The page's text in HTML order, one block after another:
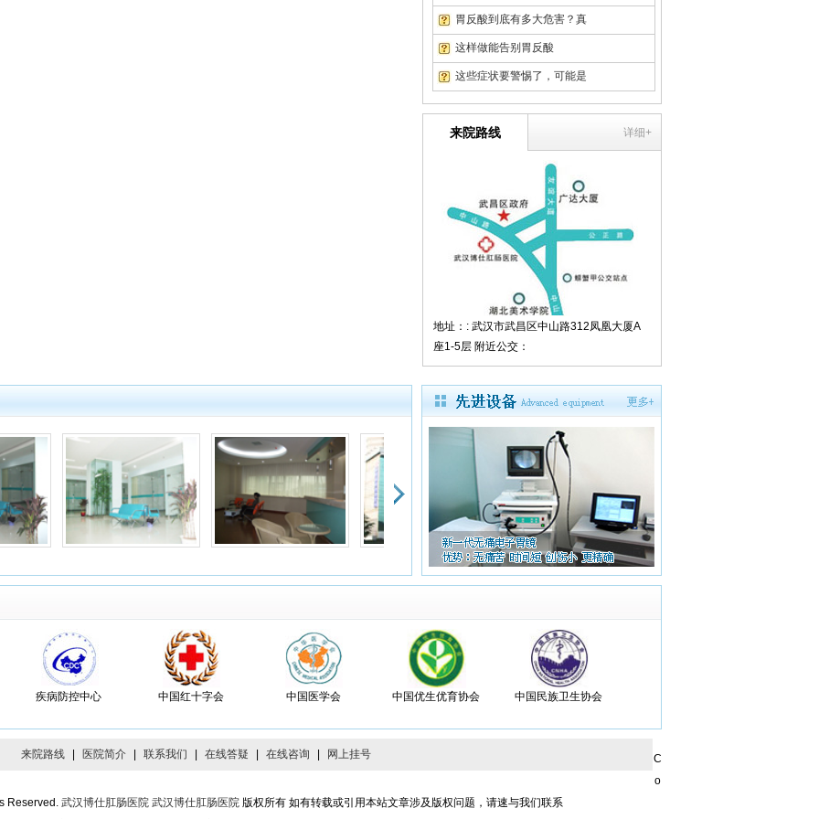
，原来是糜烂性胃炎，幸亏及时来看医生了。
者：高强 患者印象：电话预约很方便
话预约的，第二天早上去时在前台报了名字和预约号，就直接带我到医生诊室
病真的很方便，我觉得是很多医院要学习的地方。
：珊瑚海 患者印象：锦旗很多
。
者：天涯 患者印象：
是浅表性胃炎、十二指肠溃疡，经过秦主任细心治疗，病情已经得到好转，脸色
者：雷帝Sir 患者印象：和蔼可亲，技术高
我们去找秦医生看病，他态度和蔼可亲对我的病情分析的头头是道，帮我开了药
翁先生随州市结肠炎
胃反酸到底有多大危害？真
这样做能告别胃反酸
这些症状要警惕了，可能是
详细+
来院路线
地址：: 武汉市武昌区中山路312凤凰大厦A
座1-5层 附近公交：
疾病防控中心 中国红十字会 中国医学会 中国优生优育协会 中国民族卫生协会
来院路线 医院简介 联系我们 在线答疑 在线咨询 网上挂号
C
o
Reserved. 武汉博仕肛肠医院 武汉博仕肛肠医院版权所有 如有转载或引用本站文章涉及版权问题，请速与我们联系